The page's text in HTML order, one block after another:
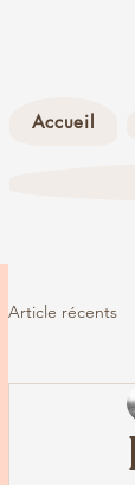
Accueil
Article récents
La